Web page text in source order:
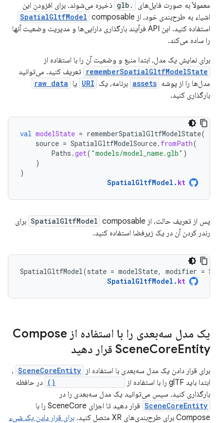
معمولاً به صورت فایل‌های .glb
ذخیره می‌شوند. برای افزودن این
اشیاء به طرح‌بندی خود، از
SpatialGltfModel composable
استفاده کنید. این API فرآیند بارگذاری دارایی‌ها و مدیریت وضعیت آنها
را ساده می‌کند.
برای نمایش یک مدل، ابتدا منبع و وضعیت آن را با استفاده از
rememberSpatialGltfModelState تعریف کنید. می‌توانید
مدل‌ها را از پوشه assets برنامه، یک URI یا raw data
بارگذاری کنید.
val modelState = rememberSpatialGltfModelState(
source = SpatialGltfModelSource. fromPath(
Paths .get( "models/model_name.glb" )
)
)
SpatialGltfModel . kt
پس از تعریف حالت، از SpatialGltfModel composable برای
رندر کردن آن در یک زیرفضا استفاده کنید.
SpatialGltfModel (state = modelState, modifier =
SpatialGltfModel . kt
یک مدل سه‌بعدی را با استفاده از Compose
SceneCoreEntity قرار دهید
برای قرار دادن یک مدل سه‌بعدی با استفاده از SceneCoreEntity ،
ابتدا باید glTF را با استفاده از
در حافظه
بارگذاری کنید. سپس می‌توانید یک مدل سه‌بعدی را در
SceneCoreEntity
قرار دهید تا اجزای SceneCore را با
Compose برای طرح‌بندی‌های XR متصل کنید.
برای قرار دادن یک شیء